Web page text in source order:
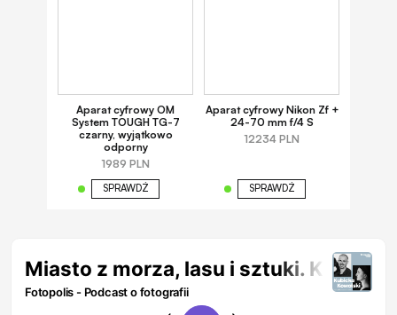
Aparat cyfrowy OM
System TOUGH TG-7
czarny, wyjątkowo
odporny
1989 PLN
SPRAWDŹ
Aparat cyfrowy Nikon Zf +
24-70 mm f/4 S
12234 PLN
SPRAWDŹ